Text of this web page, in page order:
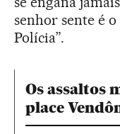
senhor sente é
Polícia”.
Os assaltos
place